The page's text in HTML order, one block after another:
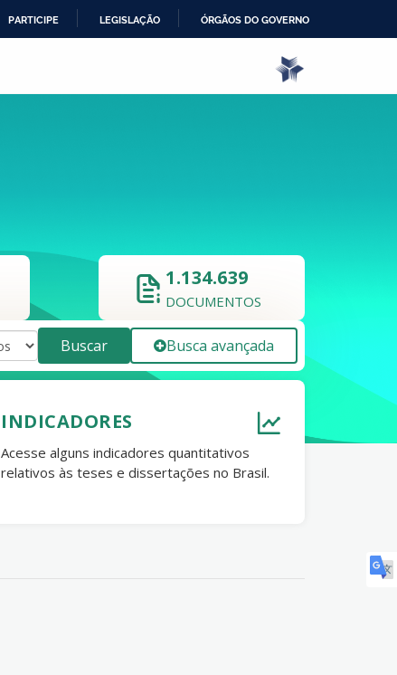
PARTICIPE LEGISLAÇÃO ÓRGÃOS DO GOVERNO
1.134.639
DOCUMENTOS
Buscar Busca avançada
INDICADORES
Acesse alguns indicadores quantitativos
relativos às teses e dissertações no Brasil.